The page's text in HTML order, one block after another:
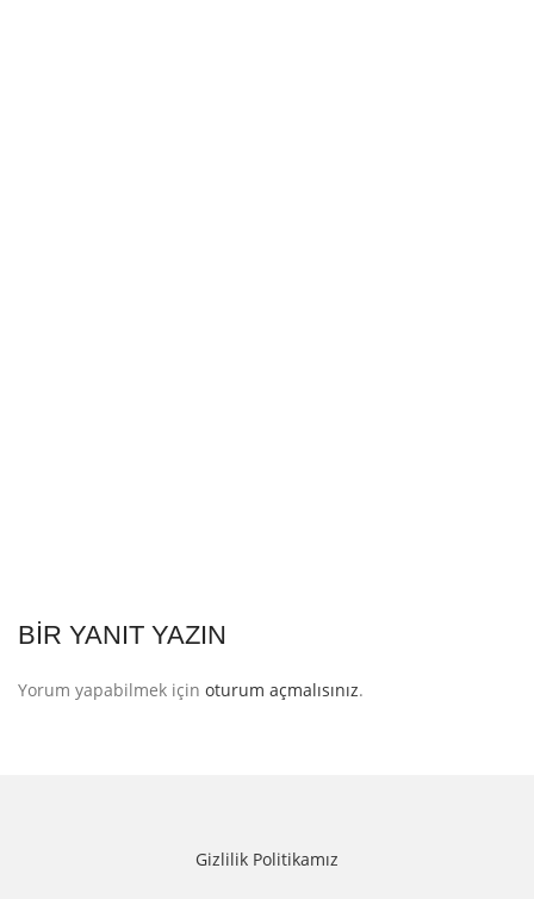
BIR YANIT YAZIN
Yorum yapabilmek için oturum açmalısınız.
Gizlilik Politikamız